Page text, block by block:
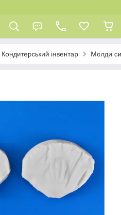
Кондитерський інвентар Молди